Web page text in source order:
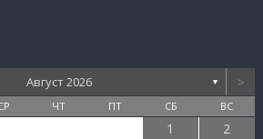
Август 2026 ▼ >
ЧТ ПТ СБ ВС
1
2